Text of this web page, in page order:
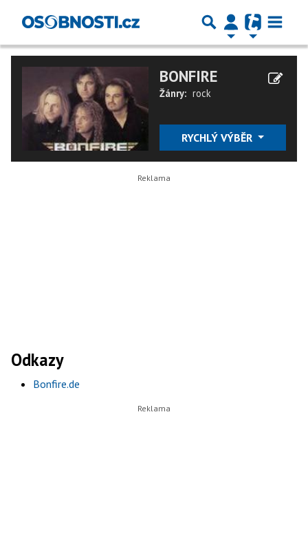
BONFIRE
Žánry: rock
RYCHLÝ VÝBĚR
Odkazy
Bonfire.de